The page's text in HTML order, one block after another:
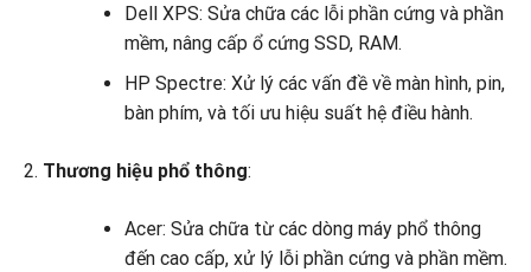
Dell XPS: Sửa chữa các lỗi phần cứng và phần
mềm, nâng cấp ổ cứng SSD, RAM.
HP Spectre: Xử lý các vấn đề về màn hình, pin,
bàn phím, và tối ưu hiệu suất hệ điều hành.
Thương hiệu phổ thông:
Acer: Sửa chữa từ các dòng máy phổ thông
đến cao cấp, xử lý lỗi phần cứng và phần mềm.